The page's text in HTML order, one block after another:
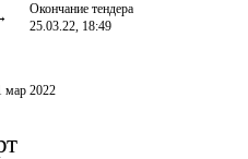
Окончание тендера
25.03.22, 18:49
мар 2022